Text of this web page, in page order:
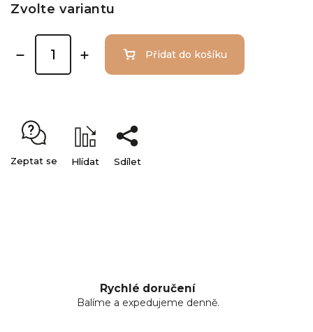
Zvolte variantu
Přidat do košíku
Zeptat se Hlídat Sdílet
Rychlé doručení
Balíme a expedujeme denně.